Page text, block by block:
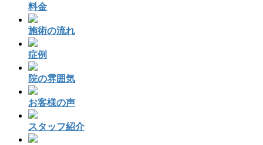
料金
施術の流れ
症例
院の雰囲気
お客様の声
スタッフ紹介